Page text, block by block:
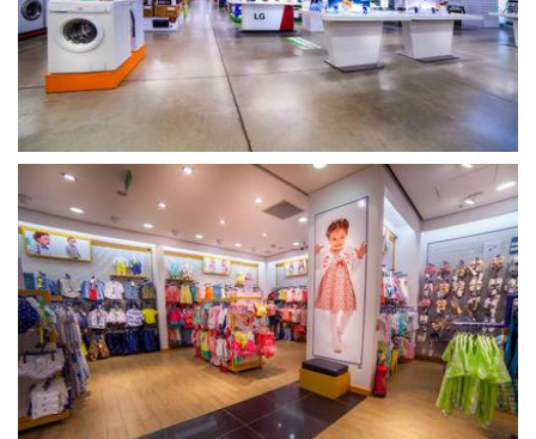
გახსნა
გახსნა